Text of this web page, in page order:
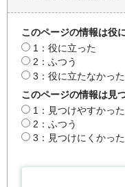
このページの情報は役
1：役に立った
2：ふつう
3：役に立たなかった
このページの情報は見
1：見つけやすかった
2：ふつう
3：見つけにくかった